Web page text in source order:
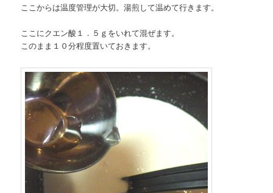
ここからは温度管理が大切。湯煎して温めて行きます。
ここにクエン酸１．５ｇをいれて混ぜます。
このまま１０分程度置いておきます。